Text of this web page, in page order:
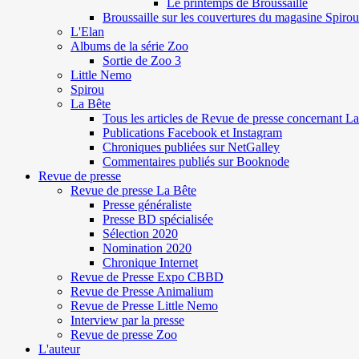
Broussaille sur les couvertures du magasine Spirou
L'Elan
Albums de la série Zoo
Sortie de Zoo 3
Little Nemo
Spirou
La Bête
Tous les articles de Revue de presse concernant
Publications Facebook et Instagram
Chroniques publiées sur NetGalley
Commentaires publiés sur Booknode
Revue de presse
Revue de presse La Bête
Presse généraliste
Presse BD spécialisée
Sélection 2020
Nomination 2020
Chronique Internet
Revue de Presse Expo CBBD
Revue de Presse Animalium
Revue de Presse Little Nemo
Interview par la presse
Revue de presse Zoo
L'auteur